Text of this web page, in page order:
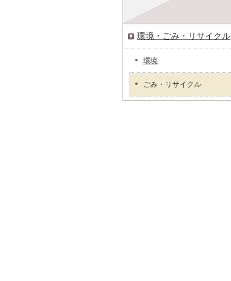
環境・ごみ・リサイクル
環境
ごみ・リサイクル